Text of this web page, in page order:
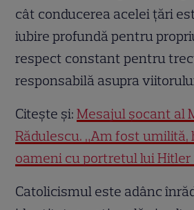
cât conducerea acelei țări
iubire profundă pentru
respect constant pentru
responsabilă asupra
Citește și:Mesajul șocant al
Rădulescu. „Am fost umilită,
oameni cu portretul lui Hitler
Catolicismul este adânc